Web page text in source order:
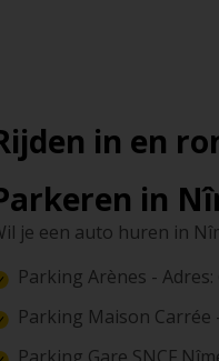
in en
in
je een auto huren in
Parking Arènes -
Parking Maison Carrée